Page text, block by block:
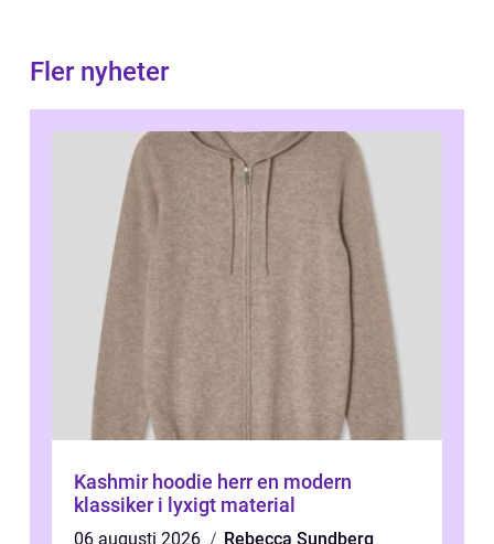
Fler nyheter
Kashmir hoodie herr en modern
klassiker i lyxigt material
06 augusti 2026
Rebecca Sundberg